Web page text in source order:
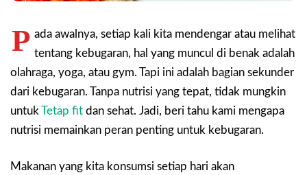
P ada awalnya, setiap kali kita mendengar atau melihat
tentang kebugaran, hal yang muncul di benak adalah
olahraga, yoga, atau gym. Tapi ini adalah bagian sekunder
dari kebugaran. Tanpa nutrisi yang tepat, tidak mungkin
untuk Tetap fit dan sehat. Jadi, beri tahu kami mengapa
nutrisi memainkan peran penting untuk kebugaran.
Makanan yang kita konsumsi setiap hari akan